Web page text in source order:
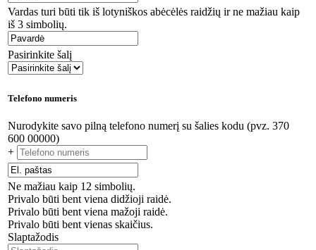
Vardas turi būti tik iš lotyniškos abėcėlės raidžių ir ne mažiau kaip
iš 3 simbolių.
Pasirinkite šalį
Telefono numeris
Nurodykite savo pilną telefono numerį su šalies kodu (pvz. 370
600 00000)
+
Ne mažiau kaip 12 simbolių.
Privalo būti bent viena didžioji raidė.
Privalo būti bent viena mažoji raidė.
Privalo būti bent vienas skaičius.
Slaptažodis